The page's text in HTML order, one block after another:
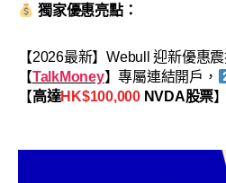
獨家優惠亮點：
【2026最新】Webull 迎新優惠震
【TalkMoney】專屬連結開戶，
【高達HK$100,000NVDA股票】